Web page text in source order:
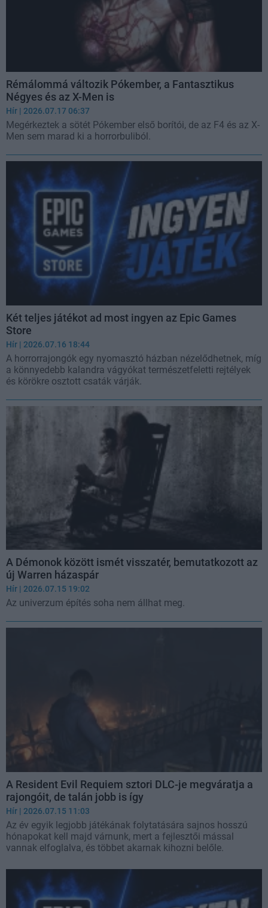
Rémálommá változik Pókember, a Fantasztikus
Négyes és az X-Men is
Hír | 2026.07.17 06:37
Megérkeztek a sötét Pókember első borítói, de az F4 és az X-
Men sem marad ki a horrorbuliból.
Két teljes játékot ad most ingyen az Epic Games
Store
Hír | 2026.07.16 18:44
A horrorrajongók egy nyomasztó házban nézelődhetnek, míg
a könnyedebb kalandra vágyókat természetfeletti rejtélyek
és körökre osztott csaták várják.
A Démonok között ismét visszatér, bemutatkozott az
új Warren házaspár
Hír | 2026.07.15 19:02
Az univerzum építés soha nem állhat meg.
A Resident Evil Requiem sztori DLC-je megváratja a
rajongóit, de talán jobb is így
Hír | 2026.07.15 11:03
Az év egyik legjobb játékának folytatására sajnos hosszú
hónapokat kell majd várnunk, mert a fejlesztői mással
vannak elfoglalva, és többet akarnak kihozni belőle.